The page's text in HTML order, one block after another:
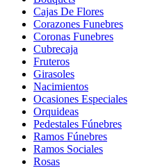
Cajas De Flores
Corazones Funebres
Coronas Funebres
Cubrecaja
Fruteros
Girasoles
Nacimientos
Ocasiones Especiales
Orquideas
Pedestales Fúnebres
Ramos Fúnebres
Ramos Sociales
Rosas